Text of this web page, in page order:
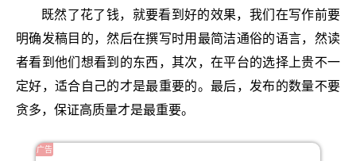
既然了花了钱，就要看到好的效果，我们在写作前要
明确发稿目的，然后在撰写时用最简洁通俗的语言，然读
者看到他们想看到的东西，其次，在平台的选择上贵不一
定好，适合自己的才是最重要的。最后，发布的数量不要
贪多，保证高质量才是最重要。
广告